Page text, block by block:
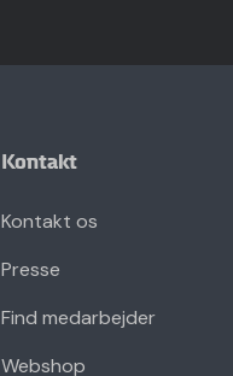
Kontakt
Kontakt os
Presse
Find medarbejder
Webshop